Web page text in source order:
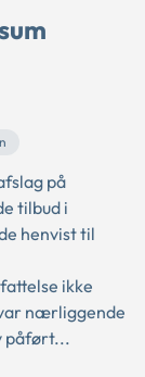
på
tilbud i
henvist til
ikke
nærliggende
påført...